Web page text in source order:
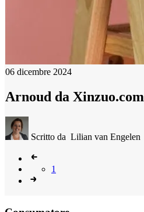
06 dicembre 2024
Arnoud da Xinzuo.com
Scritto da Lilian van Engelen
1